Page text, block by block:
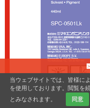
当ウェブサイトでは、皆様に
を使用しております。閲覧を
とみなされます。
同意